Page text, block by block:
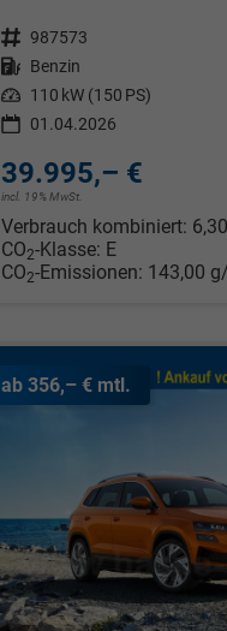
Fahrzeugnr. 987573
Kraftstoff Benzin
Leistung 110 kW (150 PS)
01.04.2026
39.995,– €
incl. 19% MwSt.
Verbrauch kombiniert:
CO2-Klasse: E
CO2-Emissionen: 143,00
ab 356,– € mtl.